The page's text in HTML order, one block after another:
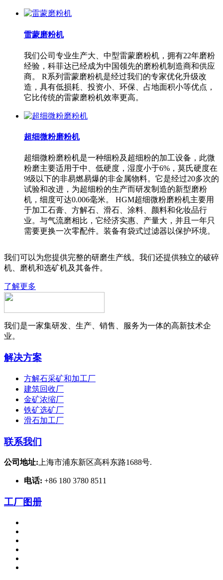
雷蒙磨粉机
我们公司专业生产大、中型雷蒙磨粉机，拥有22年磨粉
经验，科菲达已经成为中国领先的磨粉机制造商和供应
商。 R系列雷蒙磨粉机是经过我们的专家优化升级改
造，具有低损耗、投资小、环保、占地面积小等优点，
它比传统的雷蒙磨粉机效率更高。
超细微粉磨粉机
超细微粉磨粉机是一种细粉及超细粉的加工设备，此微
粉磨主要适用于中、低硬度，湿度小于6%，莫氏硬度在
9级以下的非易燃易爆的非金属物料。它是经过20多次的
试验和改进，为超细粉的生产而研发制造的新型磨粉
机，细度可达0.006毫米。 HGM超细微粉磨粉机主要用
于加工石膏、方解石、滑石、涂料、颜料和化妆品行
业。与气流磨相比，它经济实惠、产量大，并且一年只
需要更换一次零配件。装备有袋式过滤器以保护环境。
我们可以为您提供完整的研磨生产线。我们还提供独立的破碎
机、磨机和选矿机及其备件。
了解更多
我们是一家集研发、生产、销售、服务为一体的高新技术企
业。
解决方案
方解石采矿和加工厂
建筑回收厂
金矿浓缩厂
铁矿选矿厂
滑石加工厂
联系我们
公司地址: 上海市浦东新区高科东路1688号.
电话: +86 180 3780 8511
工厂图册